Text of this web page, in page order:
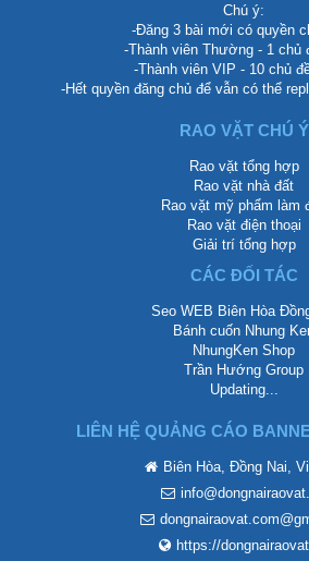
Chú ý:
-Đăng 3 bài mới có quyền
-Thành viên Thường - 1 chủ
-Thành viên VIP - 10 chủ
-Hết quyền đăng chủ để vẫn có thể
RAO VẶT CHÚ Ý
Rao vặt tổng hợp
Rao vặt nhà đất
Rao vặt mỹ phẩm làm
Rao vặt điện thoại
Giải trí tổng hợp
CÁC ĐỐI TÁC
Seo WEB Biên Hòa
Bánh cuốn Nhung
NhungKen Shop
Trần Hướng Group
Updating...
LIÊN HỆ QUẢNG CÁO
Biên Hòa, Đồng Nai,
https://